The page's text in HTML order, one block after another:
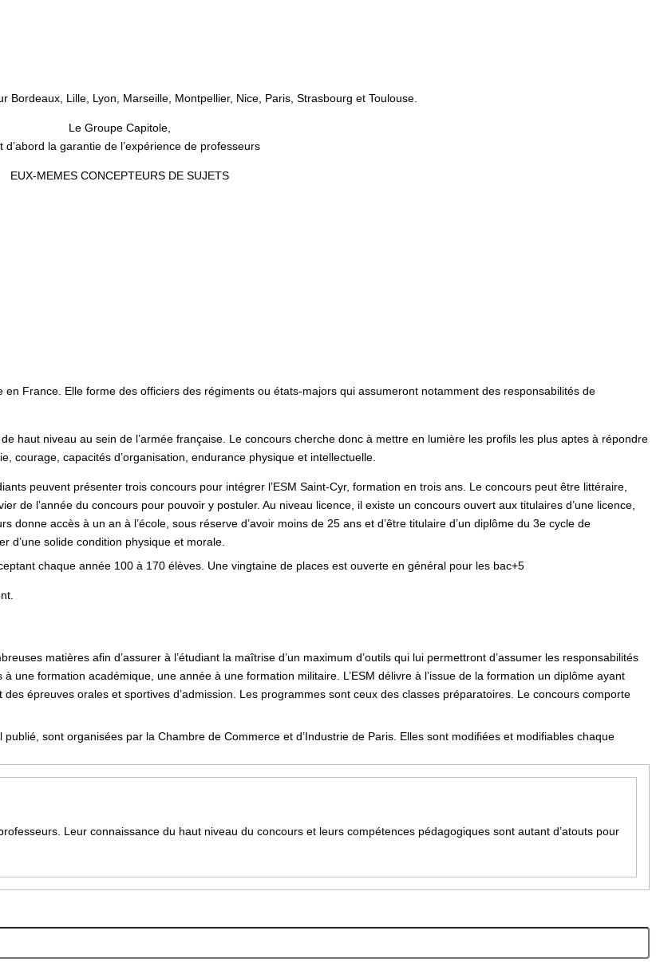
Lille, Lyon, Marseille, Montpellier, Nice, Paris, Strasbourg et Toulouse.
Le Groupe Capitole,
d’abord la garantie de l’expérience de professeurs
EUX-MEMES CONCEPTEURS DE SUJETS
France. Elle forme des officiers des régiments ou états-majors qui assumeront notamment des responsabilités de
haut niveau au sein de l’armée française. Le concours cherche donc à mettre en lumière les profils les plus aptes à répondre
courage, capacités d’organisation, endurance physique et intellectuelle.
peuvent présenter trois concours pour intégrer l’ESM Saint-Cyr, formation en trois ans. Le concours peut être littéraire,
de l’année du concours pour pouvoir y postuler. Au niveau licence, il existe un concours ouvert aux titulaires d’une licence,
donne accès à un an à l’école, sous réserve d’avoir moins de 25 ans et d’être titulaire d’un diplôme du 3e cycle de
d’une solide condition physique et morale.
chaque année 100 à 170 élèves. Une vingtaine de places est ouverte en général pour les bac+5
matières afin d’assurer à l’étudiant la maîtrise d’un maximum d’outils qui lui permettront d’assumer les responsabilités
une formation académique, une année à une formation militaire. L’ESM délivre à l’issue de la formation un diplôme ayant
épreuves orales et sportives d’admission. Les programmes sont ceux des classes préparatoires. Le concours comporte
sont organisées par la Chambre de Commerce et d’Industrie de Paris. Elles sont modifiées et modifiables chaque
Leur connaissance du haut niveau du concours et leurs compétences pédagogiques sont autant d’atouts pour